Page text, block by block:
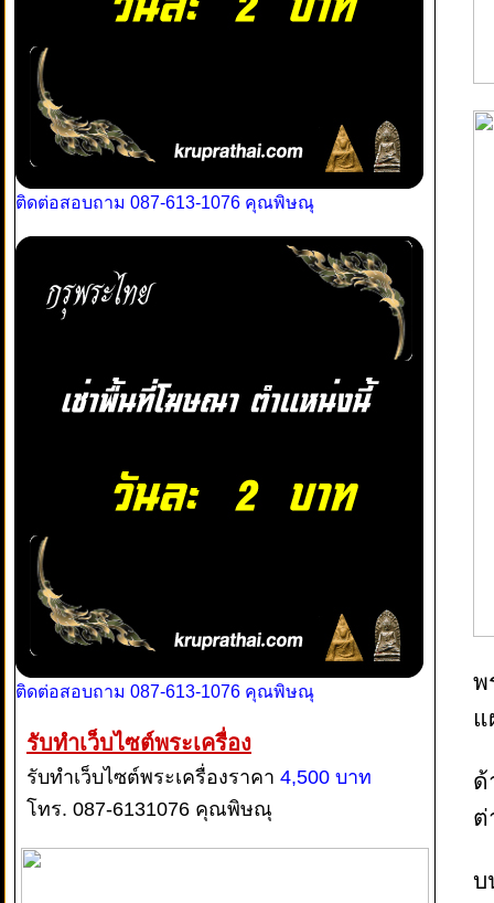
ติดต่อสอบถาม 087-613-1076 คุณพิษณุ
ติดต่อสอบถาม 087-613-1076 คุณพิษณุ
รับทำเว็บไซต์พระเครื่อง
รับทำเว็บไซต์พระเครื่องราคา 4,500 บาท
โทร. 087-6131076 คุณพิษณุ
พ
แ
ด้
ต่
บ